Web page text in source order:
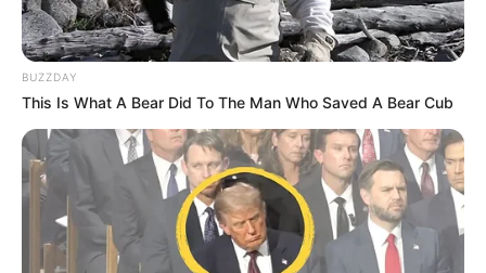
BUZZDAY
This Is What A Bear Did To The Man Who Saved A Bear Cub